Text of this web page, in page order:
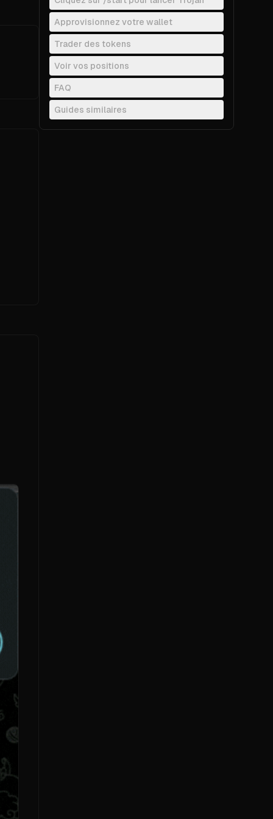
Guides similaires
Approvisionnez votre wallet
Trader des tokens
Voir vos positions
FAQ
Guides similaires
This table of contents is keyboard navigable.